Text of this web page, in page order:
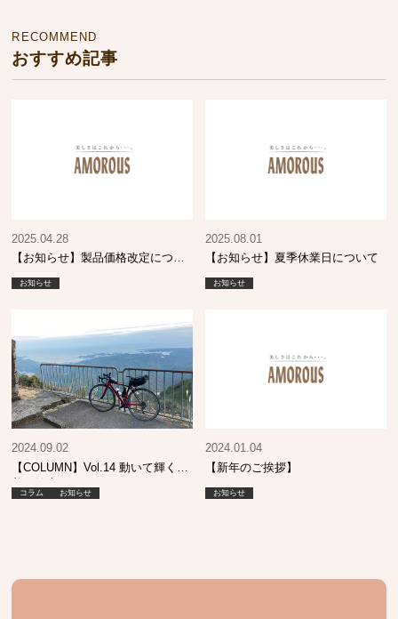
RECOMMEND
おすすめ記事
【お知らせ】製品価格改定につい
2025.04.28
お知らせ
【お知らせ】夏季休業日について
2025.08.01
お知らせ
【COLUMN】Vol.14 動いて輝く！
美と健康
2024.09.02
コラム お知らせ
【新年のご挨拶】
2024.01.04
お知らせ